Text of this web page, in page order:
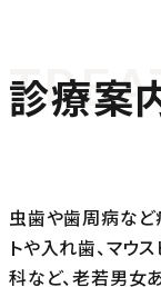
診療案
虫歯や歯周病など
トや入れ歯、マウ
科など、老若男女